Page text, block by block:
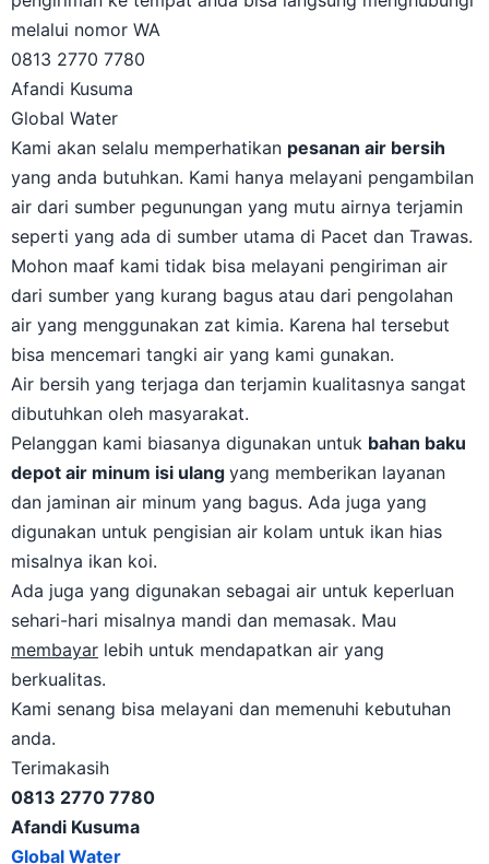
pengiriman ke tempat anda bisa langsung menghubungi
melalui nomor WA
0813 2770 7780
Afandi Kusuma
Global Water
Kami akan selalu memperhatikan pesanan air bersih
yang anda butuhkan. Kami hanya melayani pengambilan
air dari sumber pegunungan yang mutu airnya terjamin
seperti yang ada di sumber utama di Pacet dan Trawas.
Mohon maaf kami tidak bisa melayani pengiriman air
dari sumber yang kurang bagus atau dari pengolahan
air yang menggunakan zat kimia. Karena hal tersebut
bisa mencemari tangki air yang kami gunakan.
Air bersih yang terjaga dan terjamin kualitasnya sangat
dibutuhkan oleh masyarakat.
Pelanggan kami biasanya digunakan untuk bahan baku
depot air minum isi ulang yang memberikan layanan
dan jaminan air minum yang bagus. Ada juga yang
digunakan untuk pengisian air kolam untuk ikan hias
misalnya ikan koi.
Ada juga yang digunakan sebagai air untuk keperluan
sehari-hari misalnya mandi dan memasak. Mau
membayar lebih untuk mendapatkan air yang
berkualitas.
Kami senang bisa melayani dan memenuhi kebutuhan
anda.
Terimakasih
0813 2770 7780
Afandi Kusuma